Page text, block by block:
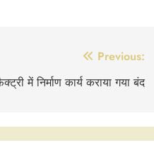
Previous:
में निर्माण कार्य कराया गया बंद